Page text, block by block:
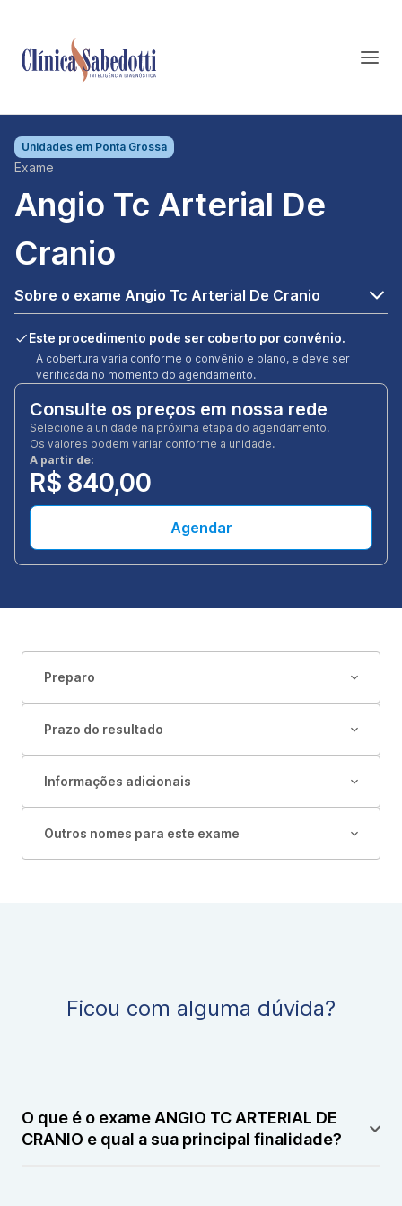
Unidades em Ponta Grossa
Exame
Angio Tc Arterial De
Cranio
Sobre o exame Angio Tc Arterial De Cranio
Este procedimento pode ser coberto por convênio.
A cobertura varia conforme o convênio e plano, e deve ser
verificada no momento do agendamento.
Consulte os preços em nossa rede
Selecione a unidade na próxima etapa do agendamento.
Os valores podem variar conforme a unidade.
A partir de:
R$ 840,00
Agendar
Preparo
Prazo do resultado
Informações adicionais
Outros nomes para este exame
Ficou com alguma dúvida?
O que é o exame ANGIO TC ARTERIAL DE
CRANIO e qual a sua principal finalidade?